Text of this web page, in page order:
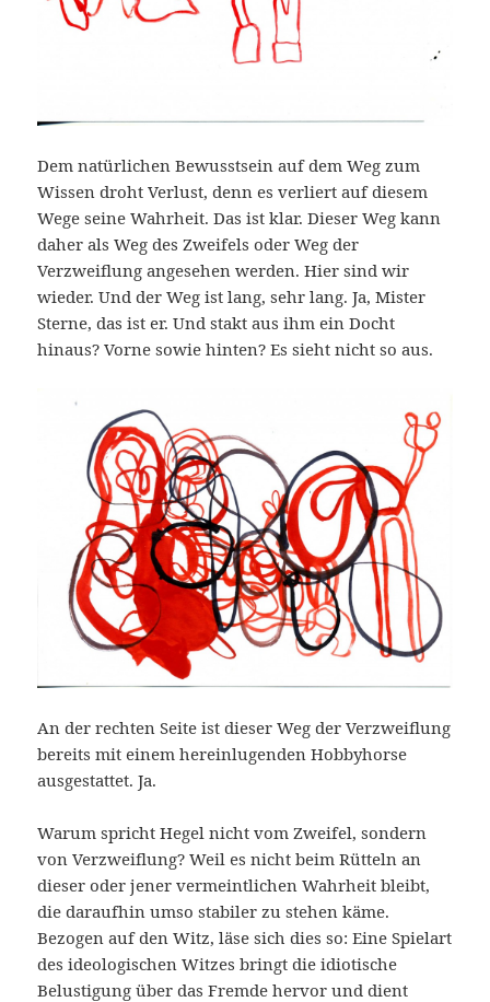
Dem natürlichen Bewusstsein auf dem Weg zum
Wissen droht Verlust, denn es verliert auf diesem
Wege seine Wahrheit. Das ist klar. Dieser Weg kann
daher als Weg des Zweifels oder Weg der
Verzweiflung angesehen werden. Hier sind wir
wieder. Und der Weg ist lang, sehr lang. Ja, Mister
Sterne, das ist er. Und stakt aus ihm ein Docht
hinaus? Vorne sowie hinten? Es sieht nicht so aus.
An der rechten Seite ist dieser Weg der Verzweiflung
bereits mit einem hereinlugenden Hobbyhorse
ausgestattet. Ja.
Warum spricht Hegel nicht vom Zweifel, sondern
von Verzweiflung? Weil es nicht beim Rütteln an
dieser oder jener vermeintlichen Wahrheit bleibt,
die daraufhin umso stabiler zu stehen käme.
Bezogen auf den Witz, läse sich dies so: Eine Spielart
des ideologischen Witzes bringt die idiotische
Belustigung über das Fremde hervor und dient